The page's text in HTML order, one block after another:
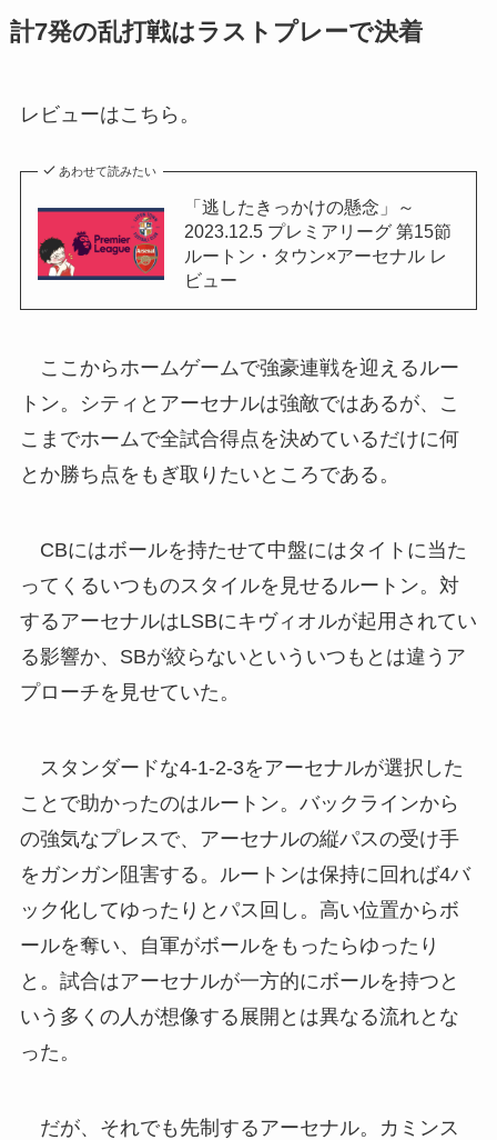
計7発の乱打戦はラストプレーで決着
レビューはこちら。
あわせて読みたい
「逃したきっかけの懸念」～
2023.12.5 プレミアリーグ 第15節
ルートン・タウン×アーセナル レ
ビュー
ここからホームゲームで強豪連戦を迎えるルー
トン。シティとアーセナルは強敵ではあるが、こ
こまでホームで全試合得点を決めているだけに何
とか勝ち点をもぎ取りたいところである。
CBにはボールを持たせて中盤にはタイトに当た
ってくるいつものスタイルを見せるルートン。対
するアーセナルはLSBにキヴィオルが起用されてい
る影響か、SBが絞らないといういつもとは違うア
プローチを見せていた。
スタンダードな4-1-2-3をアーセナルが選択した
ことで助かったのはルートン。バックラインから
の強気なプレスで、アーセナルの縦パスの受け手
をガンガン阻害する。ルートンは保持に回れば4バ
ック化してゆったりとパス回し。高い位置からボ
ールを奪い、自軍がボールをもったらゆったり
と。試合はアーセナルが一方的にボールを持つと
いう多くの人が想像する展開とは異なる流れとな
った。
だが、それでも先制するアーセナル。カミンス